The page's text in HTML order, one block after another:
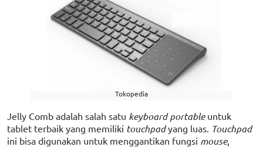
Tokopedia
Jelly Comb adalah salah satu keyboard portable untuk
tablet terbaik yang memiliki touchpadyang luas. Touchpad
ini bisa digunakan untuk menggantikan fungsi mouse,